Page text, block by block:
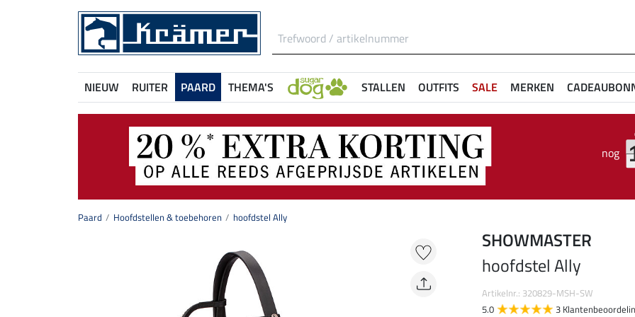
NIEUW RUITER PAARD THEMA'S STALLEN OUTFITS SALE MERKEN
nog
Paard Hoofdstellen & toebehoren hoofdstel Ally
SHOWMASTER
hoofdstel Ally
Artikelnr.: 320829-MSH-SW
5.0
3